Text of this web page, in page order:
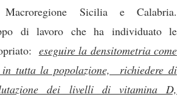
Macroregione Sicilia e Calabria.
di lavoro che ha individuato le
eseguire la densitometria come
in tutta la popolazione, richiedere di
dei livelli di vitamina D,